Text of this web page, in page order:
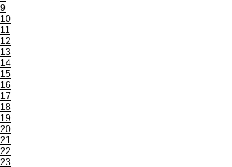
9
10
11
12
13
14
15
16
17
18
19
20
21
22
23